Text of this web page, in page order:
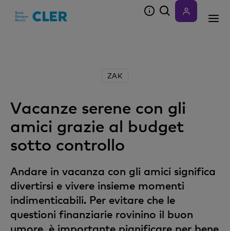
ZAK
Vacanze serene con gli
amici grazie al budget
sotto controllo
Andare in vacanza con gli amici significa
divertirsi e vivere insieme momenti
indimenticabili. Per evitare che le
questioni finanziarie rovinino il buon